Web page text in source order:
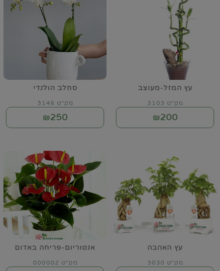
עץ המזל-מעוצב
מק"ט 3103
₪200
סחלב הולנדי
מק"ט 3146
₪250
עץ האהבה
מק"ט 3030
אנטוריום-פריחה באדום
מק"ט 000002